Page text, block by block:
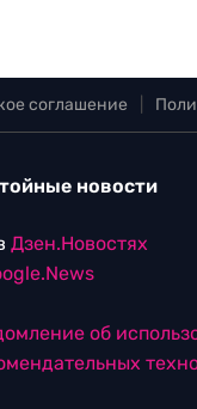
соглашение
новости
Дзен.Новостях
об